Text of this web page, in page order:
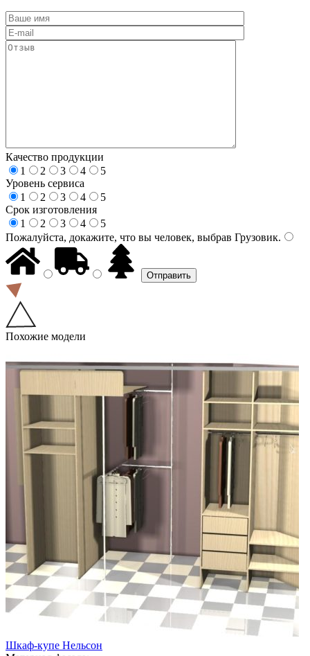
Качество продукции
1
2 3 4
5
Уровень сервиса
1
2 3 4
5
Срок изготовления
1
2 3 4
5
Пожалуйста, докажите, что вы человек, выбрав Грузовик.
Похожие модели
Шкаф-купе Нельсон